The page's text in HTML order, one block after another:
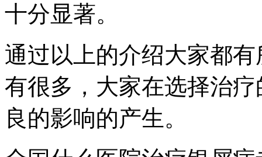
十分显著。
通过以上的介绍大家都
有很多，大家在选择治
良的影响的产生。